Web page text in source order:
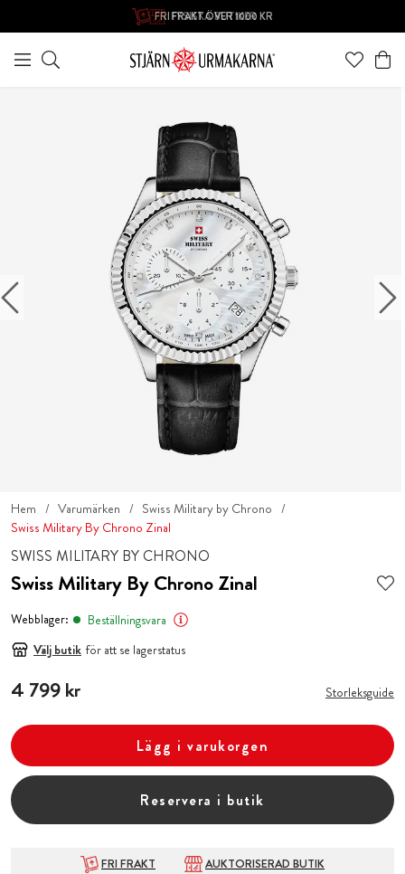
FRI FRAKT ÖVER 1000 KR
FYSISKA BUTIKER
Hem Varumärken
Swiss Military by Chrono
Swiss Military By Chrono Zinal
SWISS MILITARY BY CHRONO
Swiss Military By Chrono Zinal
Webblager:
Beställningsvara
Välj butik för att se lagerstatus
Pris:4 799 kr
4 799 kr Storleksguide
Lägg i varukorgen
Reservera i butik
FRI FRAKT
AUKTORISERAD BUTIK